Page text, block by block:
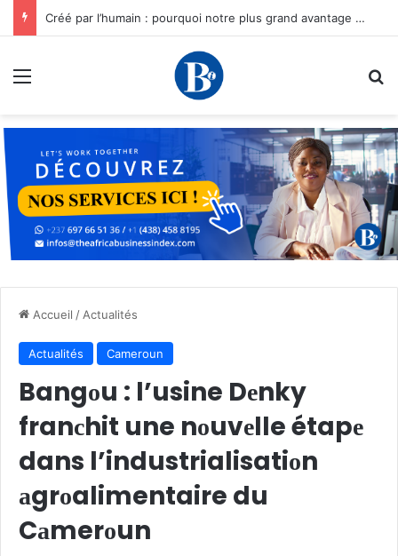
Créé par l’humain : pourquoi notre plus grand avantage à l’ère de l’IA reste humain, par Edward Tatchim
Menu
Accueil / Actualités
Actualités Cameroun
Bangоu : l’usine Dеnky
franсhit une nоuvеlle étapе
dans l’industrialisatiоn
аgrоalimentaire du
Cаmerоun